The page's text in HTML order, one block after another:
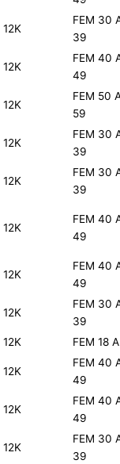
12K
FEM 30
39
12K
FEM 40
49
12K
FEM 50
59
12K
FEM 30
39
12K
FEM 30
39
12K
FEM 40
49
12K
FEM 40
49
12K
FEM 30
39
12K FEM 18
12K
FEM 40
49
12K
FEM 40
49
12K
FEM 30
39